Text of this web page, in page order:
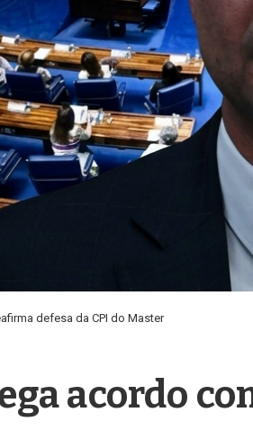
defesa da CPI do Master
acordo